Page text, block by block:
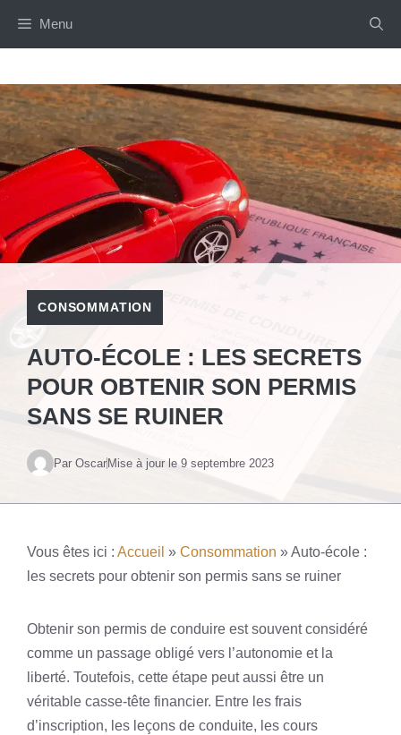
Menu
CONSOMMATION
AUTO-ÉCOLE : LES SECRETS
POUR OBTENIR SON PERMIS
SANS SE RUINER
Par OscarMise à jour le 9 septembre 2023
Vous êtes ici : Accueil » Consommation »Auto-école :
les secrets pour obtenir son permis sans se ruiner
Obtenir son permis de conduire est souvent considéré
comme un passage obligé vers l’autonomie et la
liberté. Toutefois, cette étape peut aussi être un
véritable casse-tête financier. Entre les frais
d’inscription, les leçons de conduite, les cours